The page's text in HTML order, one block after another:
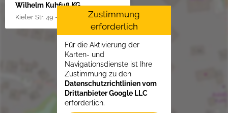
Wilhelm Kuhfuß KG
Kieler Str. 49 - 51, 25451 Quickborn
Zustimmung
erforderlich
Für die Aktivierung der
Karten- und
Navigationsdienste ist Ihre
Zustimmung zu den
Datenschutzrichtlinien vom
Drittanbieter Google LLC
erforderlich.